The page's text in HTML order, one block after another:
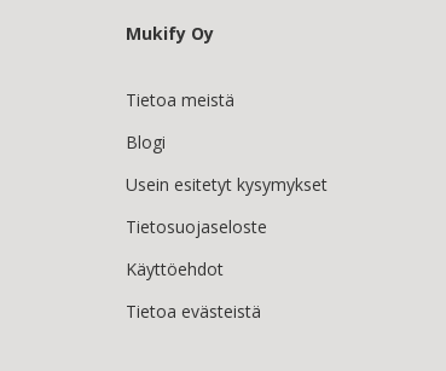
Mukify Oy
Tietoa meistä
Blogi
Usein esitetyt kysymykset
Tietosuojaseloste
Käyttöehdot
Tietoa evästeistä